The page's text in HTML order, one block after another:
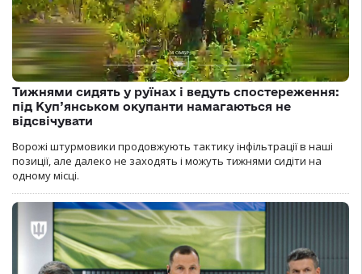
Тижнями сидять у руїнах і ведуть спостереження:
під Куп’янськом окупанти намагаються не
відсвічувати
Ворожі штурмовики продовжують тактику інфільтрації в наші
позиції, але далеко не заходять і можуть тижнями сидіти на
одному місці.